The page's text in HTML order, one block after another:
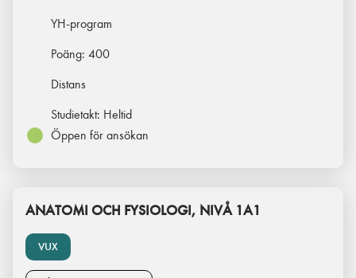
YH-program
Poäng: 400
Distans
Studietakt: Heltid
Öppen för ansökan
VUX
ANATOMI OCH FYSIOLOGI, NIVÅ 1A1